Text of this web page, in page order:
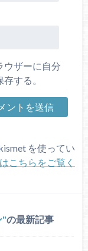
ウザーに自分
する。
を使ってい
こちらをご覧く
の最新記事